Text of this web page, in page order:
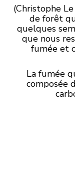
(Christophe
de forêt
quelques
que nous
fumée et
La fumée
composée